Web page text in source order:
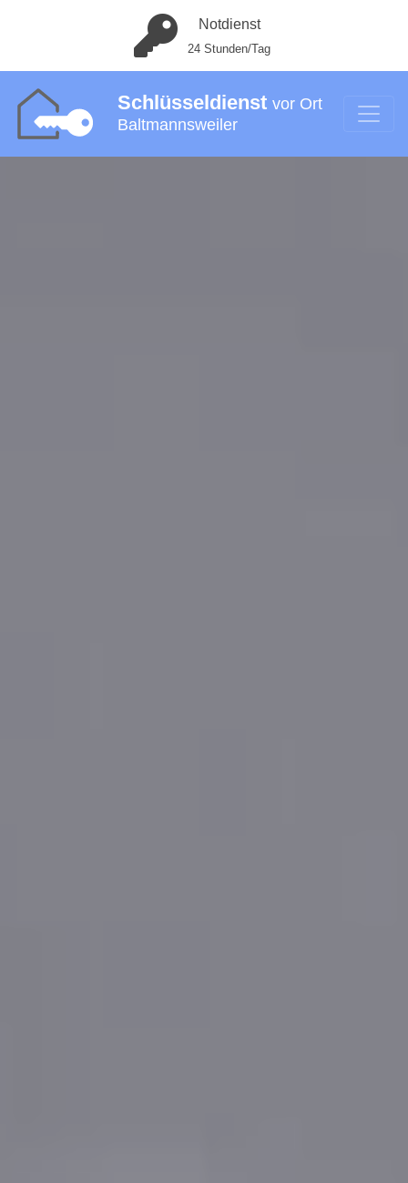
Notdienst
24 Stunden/Tag
Schlüsseldienst vor Ort
Baltmannsweiler